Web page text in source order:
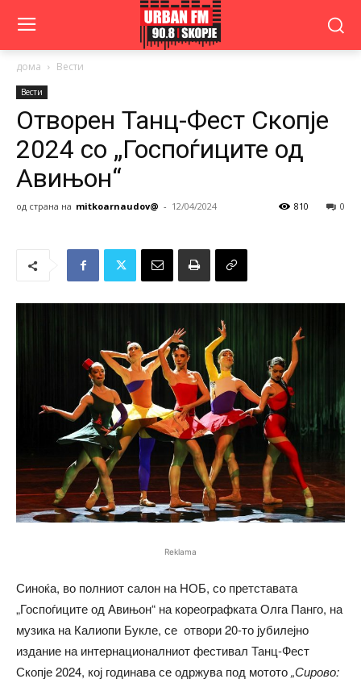
дома Вести
Вести
Отворен Танц-Фест Скопје
2024 со „Госпоѓиците од
Авињон“
од страна на mitkoarnaudov@ - 12/04/2024 0
810
Reklama
Синоќа, во полниот салон на НОБ, со претставата
„Госпоѓиците од Авињон“ на кореографката Олга Панго, на
музика на Калиопи Букле, се отвори 20-то јубилејно
издание на интернационалниот фестивал Танц-Фест
Скопје 2024, кој годинава се одржува под мотото„Сирово: